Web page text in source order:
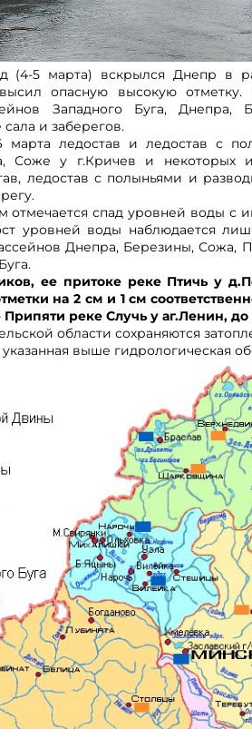
(4-5 марта) вскрылся Днепр в
опасную высокую отметку.
Западного Буга,
и заберегов.
ледостав и ледостав с
Соже у г.Кричев и некоторых
ледостав с полыньями и
отмечается спад уровней воды с
уровней воды наблюдается
Днепра, Березины, Сожа,
ее притоке реке Птичь у
на 2 см и 1 см
Припяти реке Случь у аг.Ленин,
области сохраняются
выше гидрологическая